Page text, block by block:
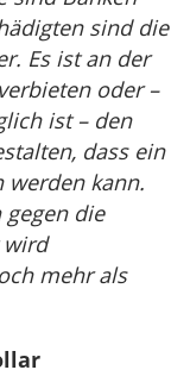
sind die
Es ist an der
oder –
ist – den
dass ein
werden kann.
gegen die
wird
mehr als